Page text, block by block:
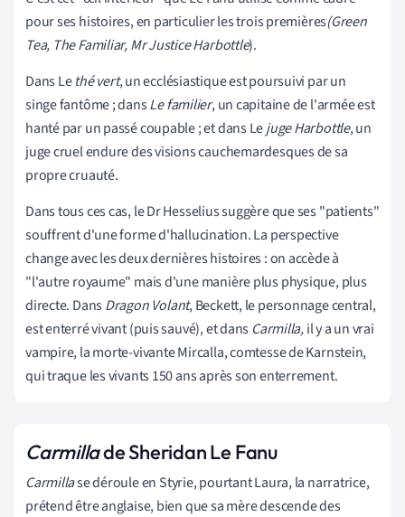
pour ses histoires, en particulier les trois premières(Green
Tea, The Familiar, Mr Justice Harbottle).
Dans Lethé vert, un ecclésiastique est poursuivi par un
singe fantôme ; dansLe familier, un capitaine de l'armée est
hanté par un passé coupable ; et dans Lejuge Harbottle, un
juge cruel endure des visions cauchemardesques de sa
propre cruauté.
Dans tous ces cas, le Dr Hesselius suggère que ses "patients"
souffrent d'une forme d'hallucination. La perspective
change avec les deux dernières histoires : on accède à
"l'autre royaume" mais d'une manière plus physique, plus
directe. DansDragon Volant, Beckett, le personnage central,
est enterré vivant (puis sauvé), et dans Carmilla,il y a un vrai
vampire, la morte-vivante Mircalla, comtesse de Karnstein,
qui traque les vivants 150 ans après son enterrement.
Carmillade Sheridan Le Fanu
Carmillase déroule en Styrie, pourtant Laura, la narratrice,
prétend être anglaise, bien que sa mère descende des